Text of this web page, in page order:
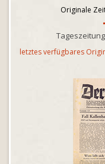
Originale
letztes verfügbares